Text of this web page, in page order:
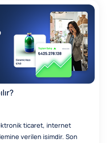
ticaret, internet
verilen isimdir. Son